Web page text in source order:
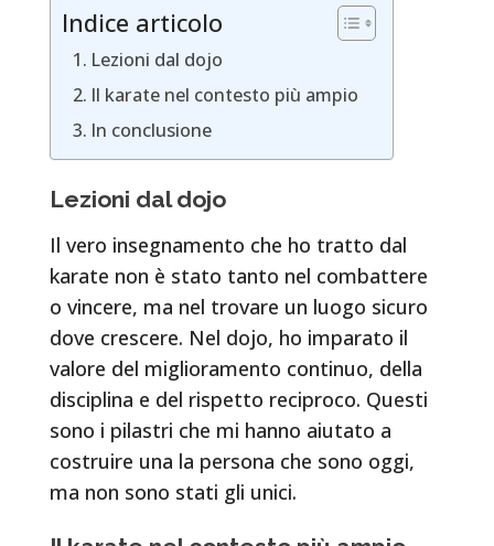
Indice articolo
Lezioni dal dojo
Il karate nel contesto più ampio
In conclusione
Lezioni dal dojo
Il vero insegnamento che ho tratto dal
karate non è stato tanto nel combattere
o vincere, ma nel trovare un luogo sicuro
dove crescere. Nel dojo, ho imparato il
valore del miglioramento continuo, della
disciplina e del rispetto reciproco. Questi
sono i pilastri che mi hanno aiutato a
costruire una la persona che sono oggi,
ma non sono stati gli unici.